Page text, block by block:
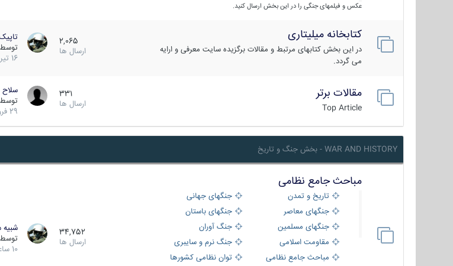
عکس و فیلمهای جنگی را در این بخش ارسال کنید.
کتابخانه میلیتاری
در این بخش کتابهای مرتبط و مقالات برگزیده سایت معرفی و ارایه
می گردد.
2,065
ارسال ها
توسط
16 تیر 1405
مقالات برتر
Top Article
331
ارسال ها
توسط
29 فروردین 1404
WAR AND HISTORY - بخش جنگ و تاریخ
مباحث جامع نظامی
تاریخ و تمدن
جنگهای جهانی
جنگهای معاصر
جنگهای باستان
جنگهای مسلمین
جنگ آوران
مقاومت اسلامی
جنگ نرم و سایبری
مباحث جامع نظامی
توان نظامی کشورها
34,752
ارسال ها
توسط
10 ساعات قبل